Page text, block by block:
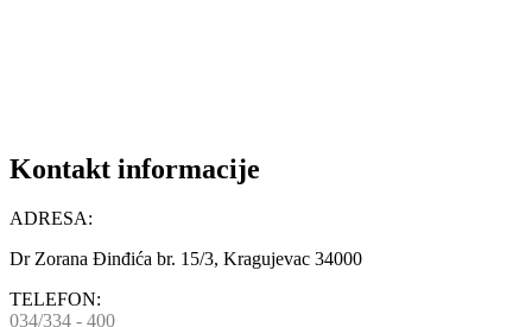
Kontakt informacije
ADRESA:
Dr Zorana Đinđića br. 15/3, Kragujevac 34000
TELEFON:
034/334 - 400